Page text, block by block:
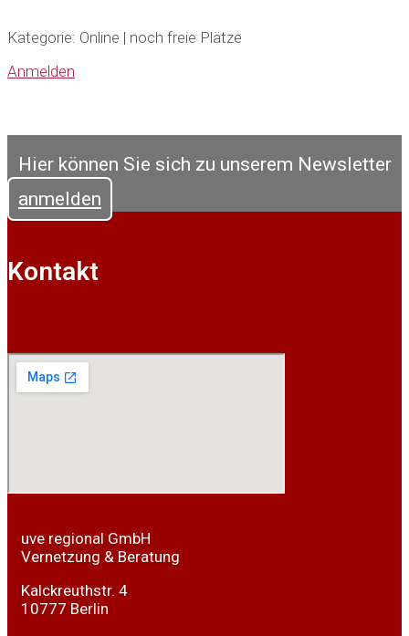
Kategorie: Online | noch freie Plätze
Anmelden
Hier können Sie sich zu unserem Newsletter
anmelden
Kontakt
uve regional GmbH
Vernetzung & Beratung
Kalckreuthstr. 4
10777 Berlin